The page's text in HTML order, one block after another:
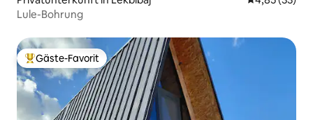
Lule-Bohrung
Beliebter Gäste-Favorit.
Gäste-Favorit